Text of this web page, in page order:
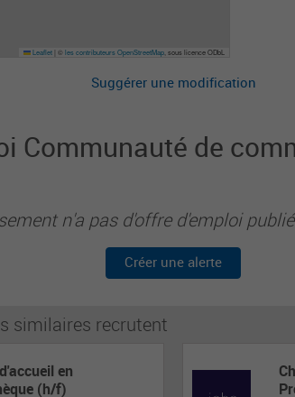
Leaflet ©les contributeurs OpenStreetMap, sous licence ODbL
Suggérer une modification
Communauté de
n'a pas d'offre d'emploi
Créer une alerte
similaires recrutent
en
(h/f)